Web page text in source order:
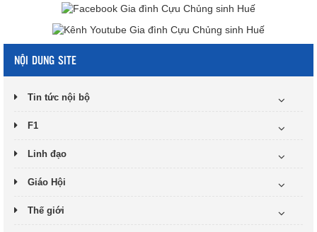
NỘI DUNG SITE
Tin tức nội bộ
F1
Linh đạo
Giáo Hội
Thế giới